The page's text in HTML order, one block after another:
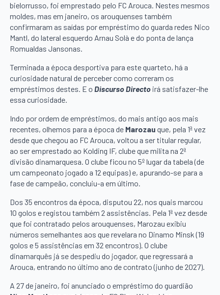
bielorrusso, foi emprestado pelo FC Arouca. Nestes mesmos
moldes, mas em janeiro, os arouquenses também
confirmaram as saídas por empréstimo do guarda redes Nico
Mantl, do lateral esquerdo Arnau Solà e do ponta de lança
Romualdas Jansonas.
Terminada a época desportiva para este quarteto, há a
curiosidade natural de perceber como correram os
empréstimos destes. E o Discurso Directo irá satisfazer-lhe
essa curiosidade.
Indo por ordem de empréstimos, do mais antigo aos mais
recentes, olhemos para a época de Marozau que, pela 1ª vez
desde que chegou ao FC Arouca, voltou a ser titular regular,
ao ser emprestado ao Kolding IF, clube que milita na 2ª
divisão dinamarquesa. O clube ficou no 5º lugar da tabela (de
um campeonato jogado a 12 equipas) e, apurando-se para a
fase de campeão, concluiu-a em último.
Dos 35 encontros da época, disputou 22, nos quais marcou
10 golos e registou também 2 assistências. Pela 1ª vez desde
que foi contratado pelos arouquenses, Marozau exibiu
números semelhantes aos que revelara no Dinamo Minsk (19
golos e 5 assistências em 32 encontros). O clube
dinamarquês já se despediu do jogador, que regressará a
Arouca, entrando no último ano de contrato (junho de 2027).
A 27 de janeiro, foi anunciado o empréstimo do guardião